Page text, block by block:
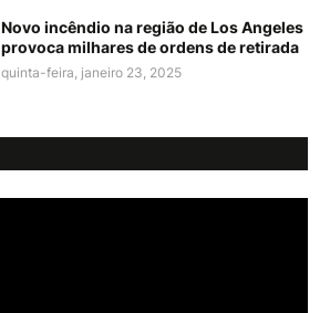
Novo incêndio na região de Los Angeles
provoca milhares de ordens de retirada
quinta-feira, janeiro 23, 2025